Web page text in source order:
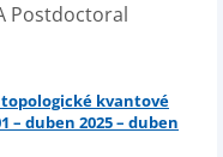
Postdoctoral
kvantové
– duben 2025 – duben